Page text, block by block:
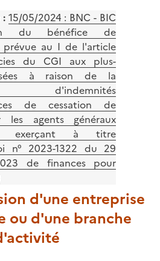
15/05/2024 : BNC - BIC
du bénéfice de
prévue au I de l'article
du CGI aux plus-
à raison de la
d'indemnités
de cessation de
les agents généraux
exerçant à titre
n° 2023-1322 du 29
de finances pour
d'une entreprise
ou d'une branche